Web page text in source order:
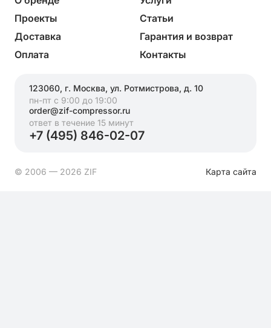
Проекты
Статьи
Доставка
Гарантия и возврат
Оплата
Контакты
123060, г. Москва, ул. Ротмистрова, д. 10
пн-пт с 9:00 до 19:00
order@zif-compressor.ru
ответ в течение 15 минут
+7 (495) 846-02-07
© 2006 — 2026 ZIF Карта сайта